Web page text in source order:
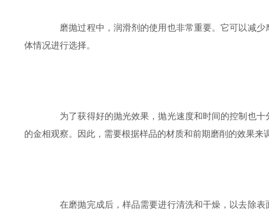
磨抛过程中，润滑剂的使用也非常重要。它可以减少
体情况进行选择。
为了获得好的抛光效果，抛光速度和时间的控制也十
的金相观察。因此，需要根据样品的材质和前期磨削的效果来
在磨抛完成后，样品需要进行清洗和干燥，以去除表